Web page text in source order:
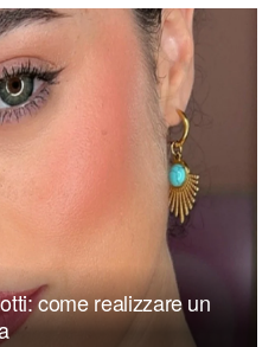
come realizzare un